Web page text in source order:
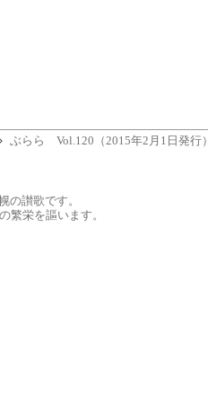
ぶらら Vol.120（2015年2月1日発行）
の讃歌です。
繁栄を謳います。